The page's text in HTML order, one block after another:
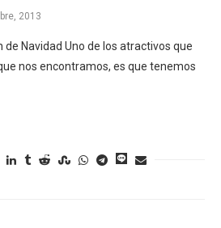
2013
de Navidad Uno de los atractivos que
nos encontramos, es que tenemos